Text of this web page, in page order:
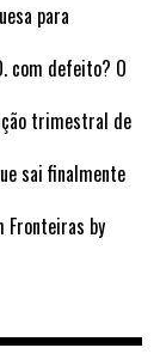
para
com defeito? O
trimestral de
sai finalmente
Fronteiras by